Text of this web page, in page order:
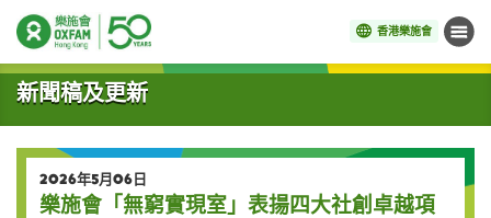
香港樂施會 目錄
開始主要內容
新聞稿及更新
2026年5月06日
樂施會「無窮實現室」表揚四大社創卓越項